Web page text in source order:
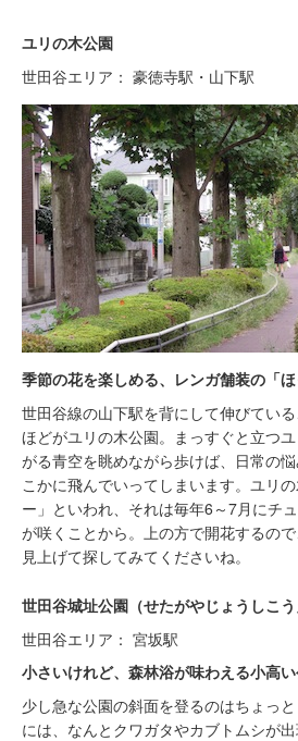
ユリの木公園
世田谷エリア： 豪徳寺駅・山下駅
季節の花を楽しめる、レンガ舗装の「
世田谷線の山下駅を背にして伸びてい
ほどがユリの木公園。まっすぐと立つ
がる青空を眺めながら歩けば、日常の
こかに飛んでいってしまいます。ユリ
ー」といわれ、それは毎年6～7月にチ
が咲くことから。上の方で開花するの
見上げて探してみてくださいね。
世田谷城址公園（せたがやじょうしこう
世田谷エリア： 宮坂駅
小さいけれど、森林浴が味わえる小高
少し急な公園の斜面を登るのはちょっ
には、なんとクワガタやカブトムシが